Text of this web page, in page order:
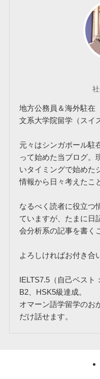
地方公務員＆海外駐在
文系大学院留学（スイ
元々はシンガポール駐
って始めた当ブログ。
いタイミングで始めた
情報から日々考えたこ
なるべく読者に役立つ
ていますが、たまに日
会分析系の記事を書く
よろしければお付き合
IELTS7.5（自己ベスト
B2、HSK5級達成。
オマーン語学留学のお
だけ話せます。